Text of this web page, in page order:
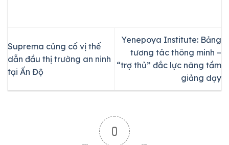
Suprema củng cố vị thế
dẫn đầu thị trường an ninh
tại Ấn Độ
Yenepoya Institute: Bảng
tương tác thông minh –
“trợ thủ” đắc lực nâng tầm
giảng dạy
0